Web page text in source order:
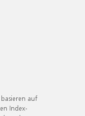
auf
Index-